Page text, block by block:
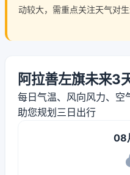
动较大，需重点关注天气对生
阿拉善左旗未来3
每日气温、风向风力、空
助您规划三日出行
08